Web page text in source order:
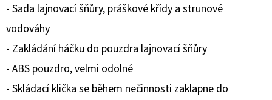
- Sada lajnovací šňůry, práškové křídy a strunové
vodováhy
- Zakládání háčku do pouzdra lajnovací šňůry
- ABS pouzdro, velmi odolné
- Skládací klička se během nečinnosti zaklapne do
U
J
E
M